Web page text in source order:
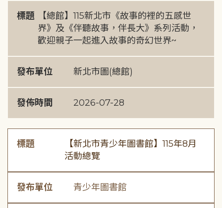
標題
【總館】115新北市《故事的裡的五感世
界》及《伴聽故事，伴長大》系列活動，
歡迎親子一起進入故事的奇幻世界~
發布單位 新北市圖(總館)
發佈時間 2026-07-28
標題
【新北市青少年圖書館】115年8月
活動總覽
發布單位 青少年圖書館